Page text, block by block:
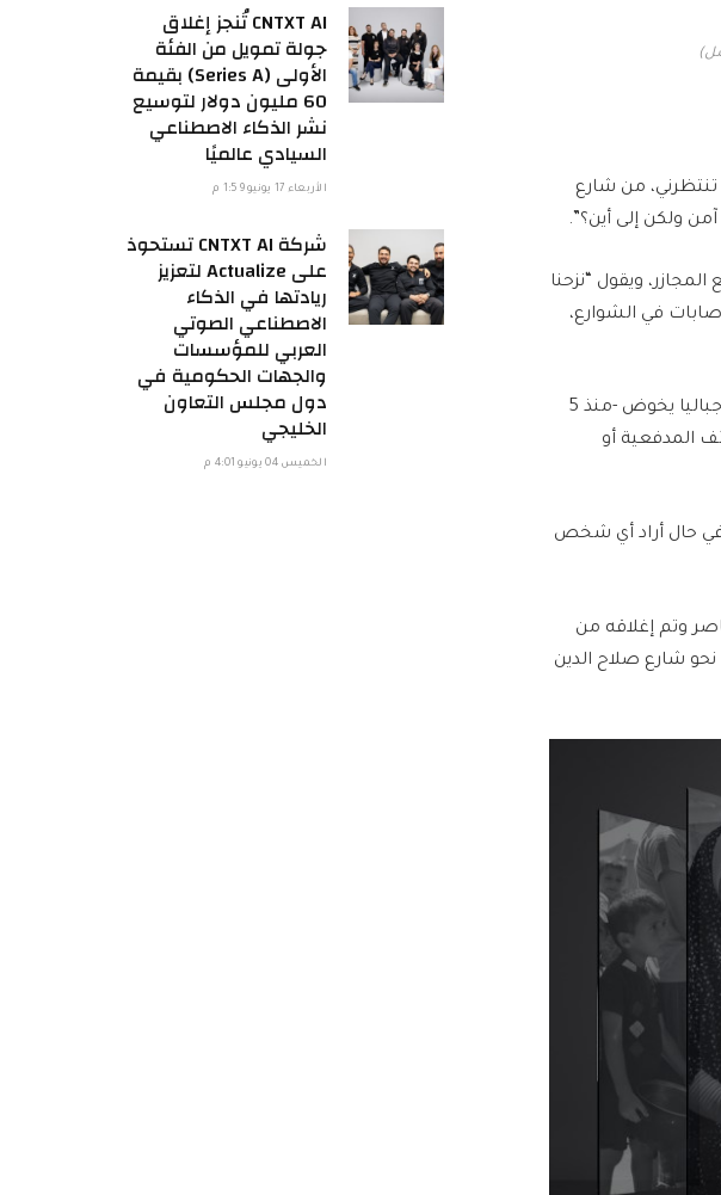
من شارع
ولكن إلى أين؟”.
ويقول “نزحنا
في الشوارع،
ومن جانبه، يقول معتز أيوب ضابط إسعاف في جهاز الدفاع المدني بمحافظة الشمال إن مخيم جباليا يخوض -منذ 5
المدفعية أو
حال أراد أي شخص
وتم إغلاقه من
شارع صلاح الدين
CNTXT AI تُنجز إغلاق
جولة تمويل من الفئة
الأولى (Series A) بقيمة
60 مليون دولار لتوسيع
نشر الذكاء الاصطناعي
السيادي عالميًا
الأربعاء 17 يونيو 1:59 م
شركة CNTXT AI تستحوذ
على Actualize لتعزيز
ريادتها في الذكاء
الاصطناعي الصوتي
العربي للمؤسسات
والجهات الحكومية في
دول مجلس التعاون
الخليجي
الخميس 04 يونيو 4:01 م